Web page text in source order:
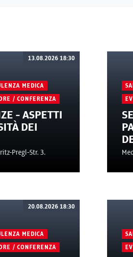
MEDICA
/ CONFERENZA
- ASPETTI
DEI
Pregl-Str. 3.
13.08.2026 18:30
MEDICA
/ CONFERENZA
20.08.2026 18:30